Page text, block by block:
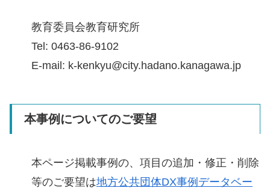
教育委員会教育研究所
Tel: 0463-86-9102
E-mail: k-kenkyu@city.hadano.kanagawa.jp
本事例についてのご要望
本ページ掲載事例の、項目の追加・修正・削除
等のご要望は地方公共団体DX事例データベー